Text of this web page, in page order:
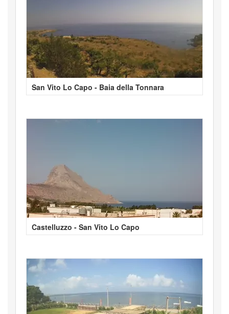
San Vito Lo Capo - Baia della Tonnara
Castelluzzo - San Vito Lo Capo